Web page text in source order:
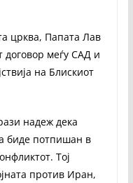
црква, Папата Лав
договор меѓу САД и
на Блискиот
надеж дека
биде потпишан в
Тој
против Иран,